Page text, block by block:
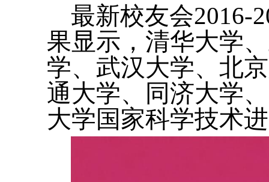
最新校友会2016-
果显示，清华大学
学、武汉大学、北
通大学、同济大学
大学国家科学技术